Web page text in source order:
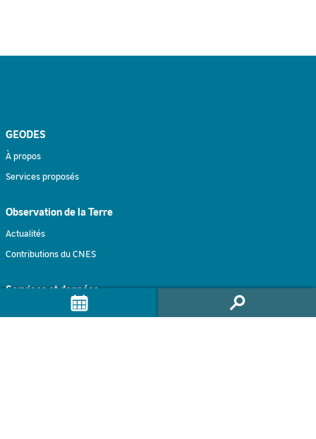
GEODES
À propos
Services proposés
Observation de la Terre
Actualités
Contributions du CNES
Services et données
Accès aux données OT